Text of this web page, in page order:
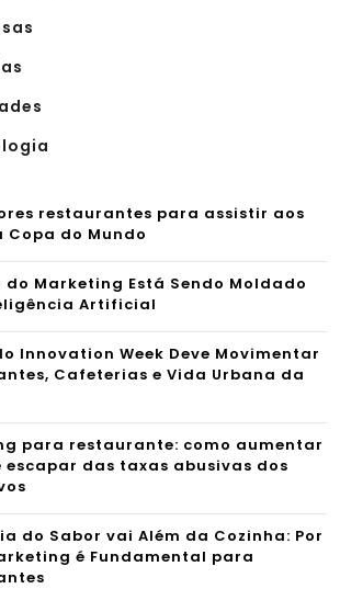
restaurantes para assistir aos
Copa do Mundo
do Marketing Está Sendo Moldado
Artificial
Innovation Week Deve Movimentar
Cafeterias e Vida Urbana da
para restaurante: como aumentar
escapar das taxas abusivas dos
do Sabor vai Além da Cozinha: Por
é Fundamental para